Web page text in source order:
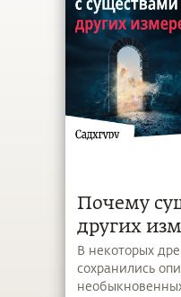
Почему
других
посещают
В некоторых
сохранились